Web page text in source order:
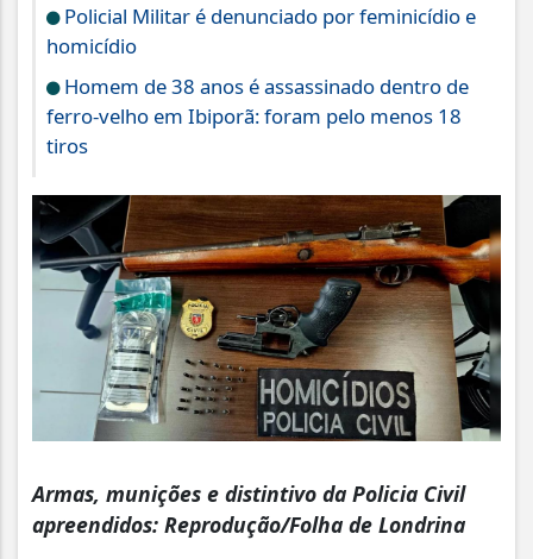
Policial Militar é denunciado por feminicídio e
homicídio
Homem de 38 anos é assassinado dentro de
ferro-velho em Ibiporã: foram pelo menos 18
tiros
Armas, munições e distintivo da Policia Civil
apreendidos: Reprodução/Folha de Londrina